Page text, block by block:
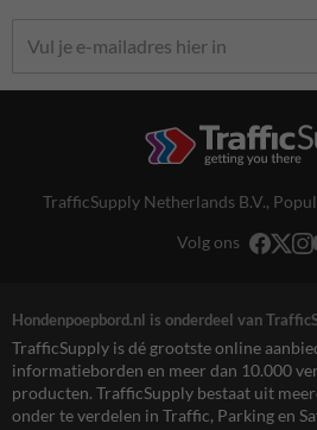
TrafficSupply Netherlands B.V.,
Volg ons
Hondenpoepbord.nl is onderdeel van
TrafficSupply is dé grootste online
informatieborden en meer dan 10.000
producten. TrafficSupply bestaat uit
onder te verdelen in Traffic, Parking en